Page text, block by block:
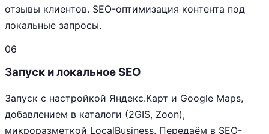
отзывы клиентов. SEO-оптимизация контента под
локальные запросы.
06
Запуск и локальное SEO
Запуск с настройкой Яндекс.Карт и Google Maps,
добавлением в каталоги (2GIS, Zoon),
микроразметкой LocalBusiness. Передаём в SEO-